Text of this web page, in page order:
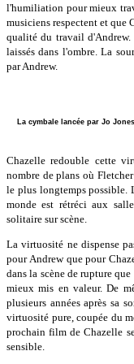
l'humiliation pour mieux
musiciens respectent et que
qualité du travail d'Andrew.
laissés dans l'ombre. La
par Andrew.
La cymbale lancée par Jo
Chazelle redouble cette
nombre de plans où
le plus longtemps possible.
monde est rétréci aux
solitaire sur scène.
La virtuosité ne dispense
pour Andrew que pour
dans la scène de rupture
mieux mis en valeur. De
plusieurs années après sa
virtuosité pure, coupée du
prochain film de Chazelle
sensible.